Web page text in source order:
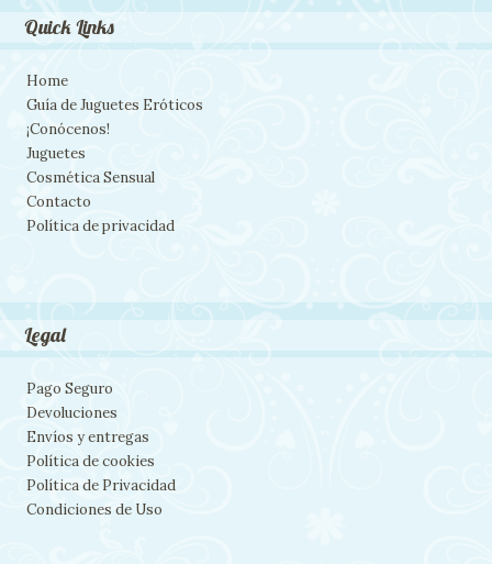
Quick Links
Home
Guía de Juguetes Eróticos
¡Conócenos!
Juguetes
Cosmética Sensual
Contacto
Política de privacidad
Legal
Pago Seguro
Devoluciones
Envíos y entregas
Política de cookies
Política de Privacidad
Condiciones de Uso